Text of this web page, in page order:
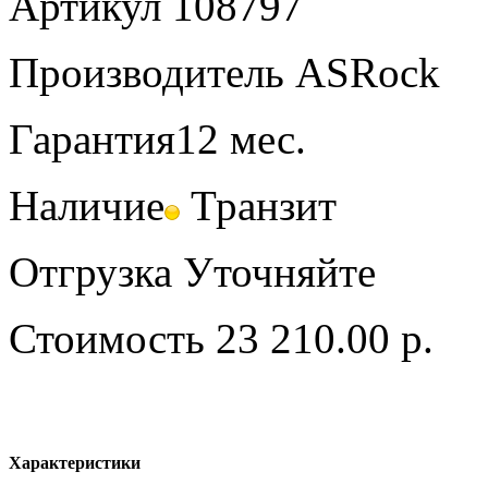
Производитель ASRock
Гарантия12 мес.
Наличие Транзит
Отгрузка Уточняйте
Стоимость 23 210.00 р.
Характеристики